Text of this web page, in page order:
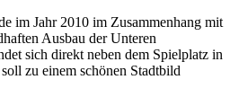
im Jahr 2010 im Zusammenhang mit
Ausbau der Unteren
sich direkt neben dem Spielplatz in
zu einem schönen Stadtbild